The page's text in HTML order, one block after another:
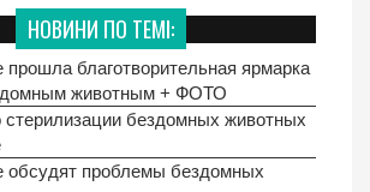
НОВИНИ ПО ТЕМІ:
благотворительная ярмарка
животным + ФОТО
стерилизации бездомных животных
обсудят проблемы бездомных